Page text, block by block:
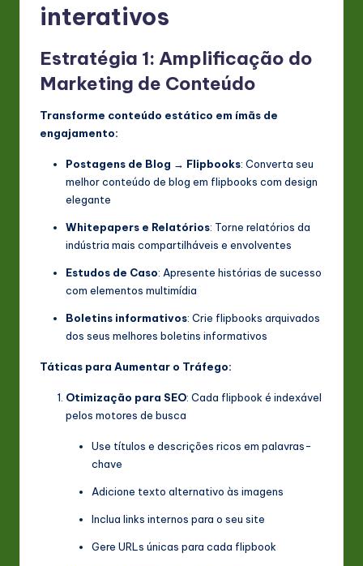
interativos
Estratégia 1: Amplificação do
Marketing de Conteúdo
Transforme conteúdo estático em ímãs de
engajamento:
Postagens de Blog → Flipbooks: Converta seu
melhor conteúdo de blog em flipbooks com design
elegante
Whitepapers e Relatórios: Torne relatórios da
indústria mais compartilháveis e envolventes
Estudos de Caso: Apresente histórias de sucesso
com elementos multimídia
Boletins informativos: Crie flipbooks arquivados
dos seus melhores boletins informativos
Táticas para Aumentar o Tráfego:
Otimização para SEO: Cada flipbook é indexável
pelos motores de busca
Use títulos e descrições ricos em palavras-
chave
Adicione texto alternativo às imagens
Inclua links internos para o seu site
Gere URLs únicas para cada flipbook